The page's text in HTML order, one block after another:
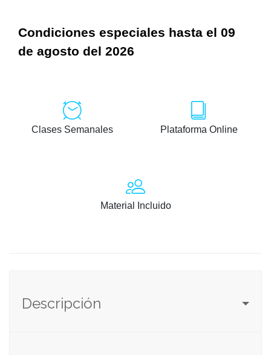
Condiciones especiales hasta el 09
de agosto del 2026
Clases Semanales Plataforma Online
Material Incluido
Descripción